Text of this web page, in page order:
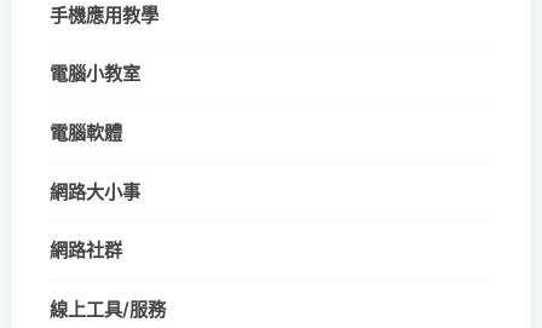
手機應用教學
電腦小教室
電腦軟體
網路大小事
網路社群
線上工具/服務